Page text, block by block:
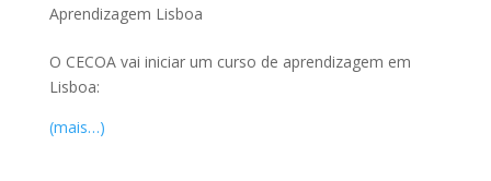
Aprendizagem Lisboa
O CECOA vai iniciar um curso de aprendizagem em
Lisboa:
(mais…)